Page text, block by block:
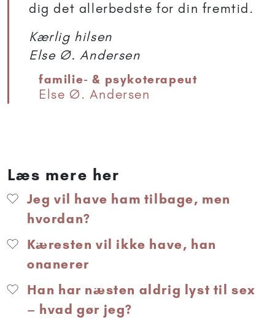
dig det allerbedste for din fremtid.
Kærlig hilsen
Else Ø. Andersen
familie- & psykoterapeut
Else Ø. Andersen
Læs mere her
Jeg vil have ham tilbage, men
hvordan?
Kæresten vil ikke have, han
onanerer
Han har næsten aldrig lyst til sex
– hvad gør jeg?